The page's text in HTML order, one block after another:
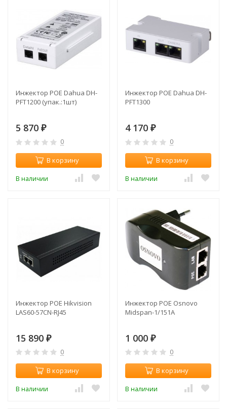
Инжектор POE Dahua DH-
PFT1200 (упак.:1шт)
5 870 ₽
0
В корзину
В наличии
Инжектор POE Dahua DH-
PFT1300
4 170 ₽
0
В корзину
В наличии
Инжектор POE Hikvision
LAS60-57CN-RJ45
15 890 ₽
0
В корзину
В наличии
Инжектор POE Osnovo
Midspan-1/151A
1 000 ₽
0
В корзину
В наличии